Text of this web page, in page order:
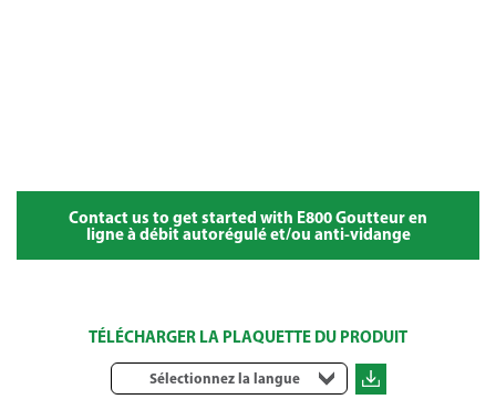
Contact us to get started with E800 Goutteur en
ligne à débit autorégulé et/ou anti-vidange
TÉLÉCHARGER LA PLAQUETTE DU PRODUIT
Sélectionnez la langue